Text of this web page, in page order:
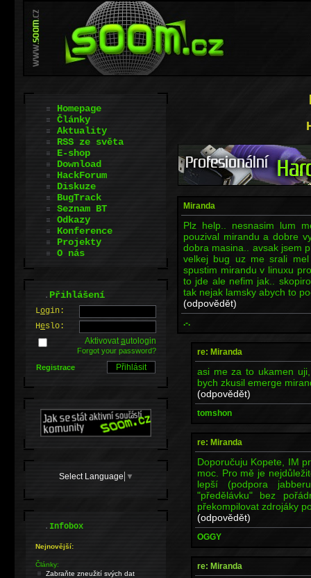
Miranda
Plz help.. nesnasim lum
pouzival mirandu a dobre
dobra masina.. avsak jsem
velkej bug uz me srali
spustim mirandu v linuxu
to jde ale nefim jak..
tak nejak lamsky abych to
(odpovědět)
.-.
re: Miranda
asi me za to ukamen
bych zkusil emerge
(odpovědět)
tomshon
re: Miranda
Doporučuju Kopete, IM
moc. Pro mě je
lepší (podpora
"předělávku" bez
překompilovat zdrojáky
(odpovědět)
OGGY
re: Miranda
Homepage
Články
Aktuality
RSS ze světa
E-shop
Download
HackForum
Diskuze
BugTrack
Seznam BT
Odkazy
Konference
Projekty
O nás
.Přihlášení
Login:
Heslo:
Aktivovatautologin
Forgot your password?
Registrace
Select Language ▼
.Infobox
Nejnovější:
Články:
Zabraňte zneužití svých dat